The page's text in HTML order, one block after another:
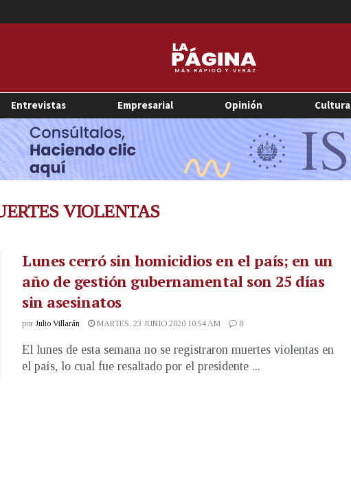
Entrevistas Empresarial Opinión Cultura
VIOLENTAS
Lunes cerró sin homicidios en el país; en un
año de gestión gubernamental son 25 días
sin asesinatos
por Julio Villarán MARTES, 23 JUNIO 2020 10:54 AM 8
El lunes de esta semana no se registraron muertes violentas en
el país, lo cual fue resaltado por el presidente ...